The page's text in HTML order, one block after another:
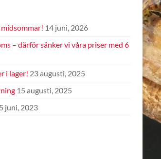
14 juni, 2026
– därför sänker vi våra priser med 6
i lager! 23 augusti, 2025
15 augusti, 2025
juni, 2023